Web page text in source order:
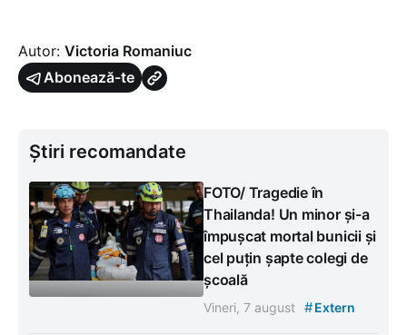
Autor: Victoria Romaniuc
Abonează-te
Știri recomandate
FOTO/ Tragedie în
Thailanda! Un minor și-a
împușcat mortal bunicii și
cel puțin șapte colegi de
școală
Vineri, 7 august #Extern